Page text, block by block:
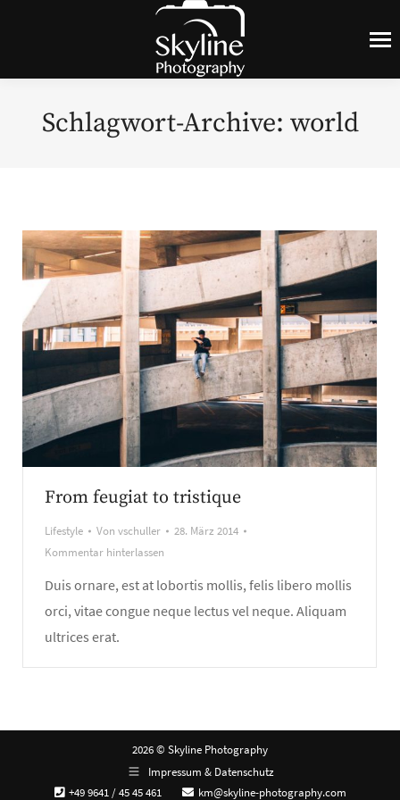
Schlagwort-Archive: world
From feugiat to tristique
Lifestyle Von vschuller
28. März 2014
Kommentar hinterlassen
Duis ornare, est at lobortis mollis, felis libero mollis
orci, vitae congue neque lectus vel neque. Aliquam
ultrices erat.
2026 © Skyline Photography
Impressum & Datenschutz
+49 9641 / 45 45 461
km@skyline-photography.com